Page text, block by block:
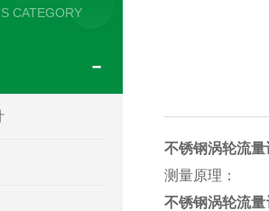
CATEGORY
不锈钢涡轮流量
测量原理：
不锈钢涡轮流量